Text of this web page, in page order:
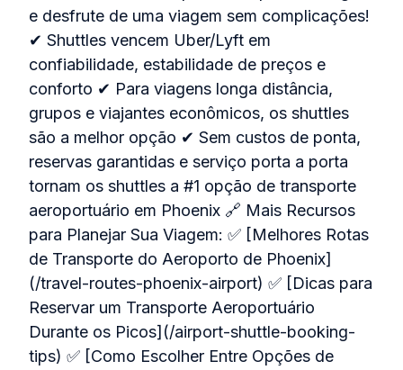
e desfrute de uma viagem sem complicações!
✔ Shuttles vencem Uber/Lyft em
confiabilidade, estabilidade de preços e
conforto ✔ Para viagens longa distância,
grupos e viajantes econômicos, os shuttles
são a melhor opção ✔ Sem custos de ponta,
reservas garantidas e serviço porta a porta
tornam os shuttles a #1 opção de transporte
aeroportuário em Phoenix 🔗 Mais Recursos
para Planejar Sua Viagem: ✅ [Melhores Rotas
de Transporte do Aeroporto de Phoenix]
(/travel-routes-phoenix-airport) ✅ [Dicas para
Reservar um Transporte Aeroportuário
Durante os Picos](/airport-shuttle-booking-
tips) ✅ [Como Escolher Entre Opções de